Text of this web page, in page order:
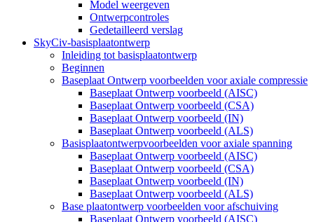
Model weergeven
Ontwerpcontroles
Gedetailleerd verslag
SkyCiv-basisplaatontwerp
Inleiding tot basisplaatontwerp
Beginnen
Baseplaat Ontwerp voorbeelden voor axiale compressie
Baseplaat Ontwerp voorbeeld (AISC)
Baseplaat Ontwerp voorbeeld (CSA)
Baseplaat Ontwerp voorbeeld (IN)
Baseplaat Ontwerp voorbeeld (ALS)
Basisplaatontwerpvoorbeelden voor axiale spanning
Baseplaat Ontwerp voorbeeld (AISC)
Baseplaat Ontwerp voorbeeld (CSA)
Baseplaat Ontwerp voorbeeld (IN)
Baseplaat Ontwerp voorbeeld (ALS)
Base plaatontwerp voorbeelden voor afschuiving
Baseplaat Ontwerp voorbeeld (AISC)